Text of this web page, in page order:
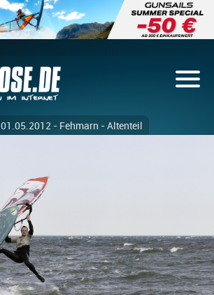
01.05.2012 - Fehmarn - Altenteil